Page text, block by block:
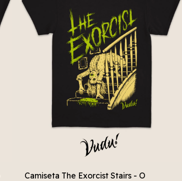
Camiseta The Exorcist Stairs - O